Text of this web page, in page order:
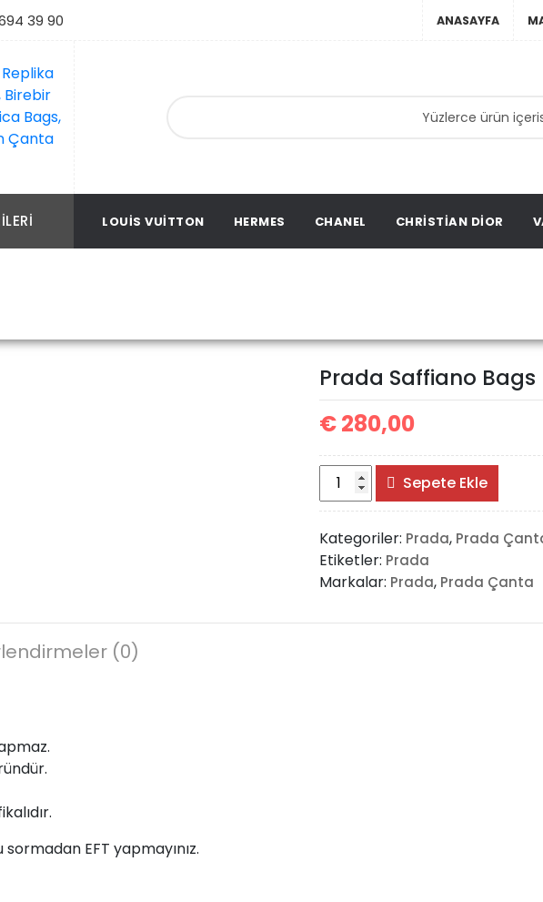
39 90 ANASAYFA
Modelleri
LOUIS VUITTON HERMES CHANEL CHRISTIAN DIOR
Prada Saffiano Bags
€280,00
Prada
Saffiano
Bags
adet
Sepete Ekle
Kategoriler: Prada, Prada
Etiketler: Prada
Markalar: Prada, Prada Çanta
(0)
EFT yapmayınız.